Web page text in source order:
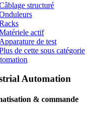
structuré
actif
Apparature de test
de cette sous catégorie
Automation
& commande